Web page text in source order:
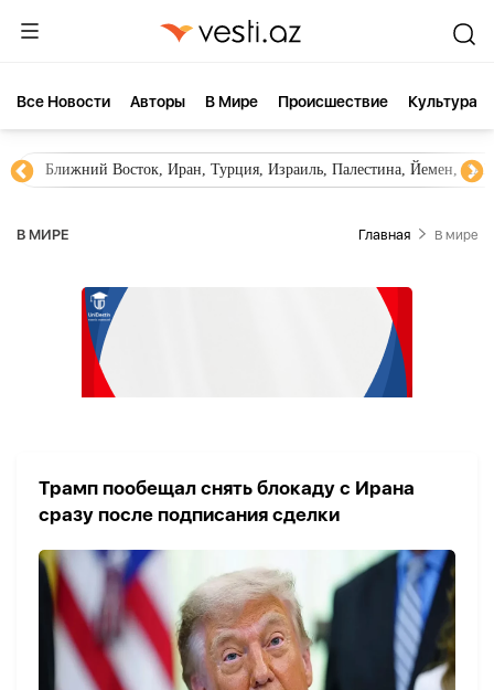
Все Новости Aвторы В Мире Происшествие Культура
Ближний Восток, Иран, Турция, Израиль, Палестина, Йемен,
В МИРЕ Главная В мире
Трамп пообещал снять блокаду с Ирана
сразу после подписания сделки